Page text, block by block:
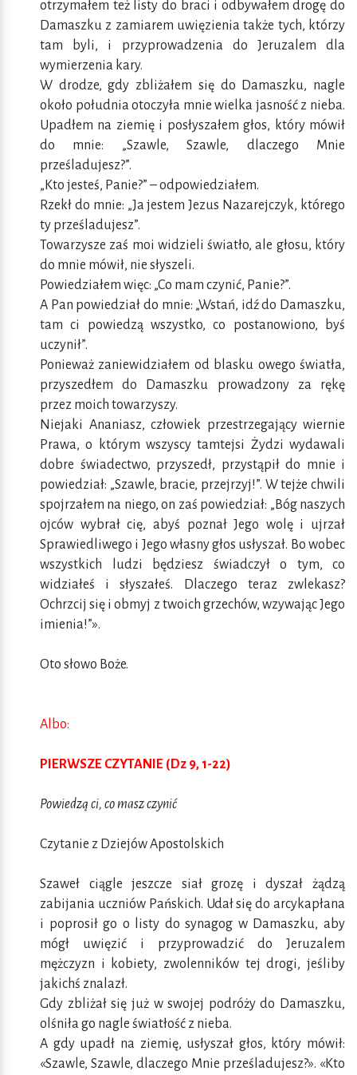
otrzymałem też listy do braci i odbywałem drogę do
Damaszku z zamiarem uwięzienia także tych, którzy
tam byli, i przyprowadzenia do Jeruzalem dla
wymierzenia kary.
W drodze, gdy zbliżałem się do Damaszku, nagle
około południa otoczyła mnie wielka jasność z nieba.
Upadłem na ziemię i posłyszałem głos, który mówił
do mnie: „Szawle, Szawle, dlaczego Mnie
prześladujesz?”.
„Kto jesteś, Panie?” – odpowiedziałem.
Rzekł do mnie: „Ja jestem Jezus Nazarejczyk, którego
ty prześladujesz”.
Towarzysze zaś moi widzieli światło, ale głosu, który
do mnie mówił, nie słyszeli.
Powiedziałem więc: „Co mam czynić, Panie?”.
A Pan powiedział do mnie: „Wstań, idź do Damaszku,
tam ci powiedzą wszystko, co postanowiono, byś
uczynił”.
Ponieważ zaniewidziałem od blasku owego światła,
przyszedłem do Damaszku prowadzony za rękę
przez moich towarzyszy.
Niejaki Ananiasz, człowiek przestrzegający wiernie
Prawa, o którym wszyscy tamtejsi Żydzi wydawali
dobre świadectwo, przyszedł, przystąpił do mnie i
powiedział: „Szawle, bracie, przejrzyj!”. W tejże chwili
spojrzałem na niego, on zaś powiedział: „Bóg naszych
ojców wybrał cię, abyś poznał Jego wolę i ujrzał
Sprawiedliwego i Jego własny głos usłyszał. Bo wobec
wszystkich ludzi będziesz świadczył o tym, co
widziałeś i słyszałeś. Dlaczego teraz zwlekasz?
Ochrzcij się i obmyj z twoich grzechów, wzywając Jego
imienia!”».
Oto słowo Boże.
Albo:
PIERWSZE CZYTANIE (Dz 9, 1-22)
Powiedzą ci, co masz czynić
Czytanie z Dziejów Apostolskich
Szaweł ciągle jeszcze siał grozę i dyszał żądzą
zabijania uczniów Pańskich. Udał się do arcykapłana
i poprosił go o listy do synagog w Damaszku, aby
mógł uwięzić i przyprowadzić do Jeruzalem
mężczyzn i kobiety, zwolenników tej drogi, jeśliby
jakichś znalazł.
Gdy zbliżał się już w swojej podróży do Damaszku,
olśniła go nagle światłość z nieba.
A gdy upadł na ziemię, usłyszał głos, który mówił:
«Szawle, Szawle, dlaczego Mnie prześladujesz?». «Kto